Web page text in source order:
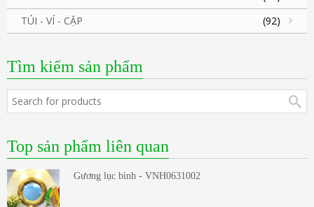
TÚI - VÍ - CẶP
(92)
Tìm kiếm sản phẩm
Top sản phẩm liên quan
Gương lục bình - VNH0631002